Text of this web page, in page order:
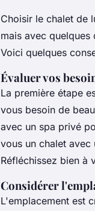
Choisir le chalet de
mais avec
Voici quelques
Évaluer vos
La première étape
vous besoin de
avec un spa privé
vous un chalet
Réfléchissez bien à
Considérer
L'emplacement est